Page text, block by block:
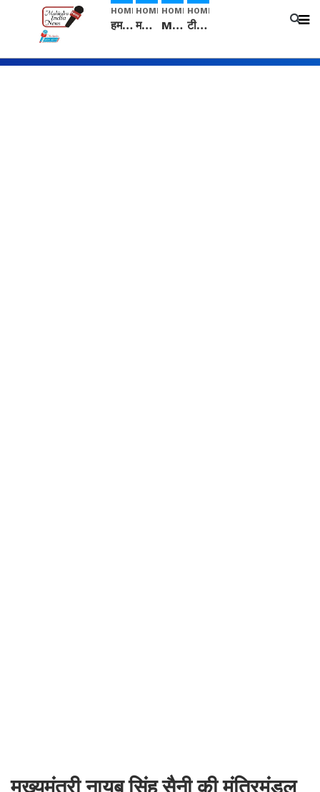
HOME
हम सनातनी..." सांसद kangana Ranaut से क्या बोली लड़की? Viral Jantar-Mantar | CJP protest
HOME
मनीषा हत्याकांड: हत्या, आत्महत्या या कोई बड़ा राज? | Full Story | Josh Haryana
HOME
Mangalsutra: हिंदू धर्म में शादी के बाद मंगलसूत्र क्यों पहनती है महिलाएं, किसने शुरु की ये परंपरा
HOME
टीम बीकेई ने एग्रीकल्चर ग्रेड की यूरिया खाद गट्टों में बदलकर टेक्निकल ग्रेड में बेचने वालों पर करवाई कार्रवाई: लखविंदर सिंह औलख
मुख्यमंत्री नायब सिंह सैनी की मंत्रिमंडल